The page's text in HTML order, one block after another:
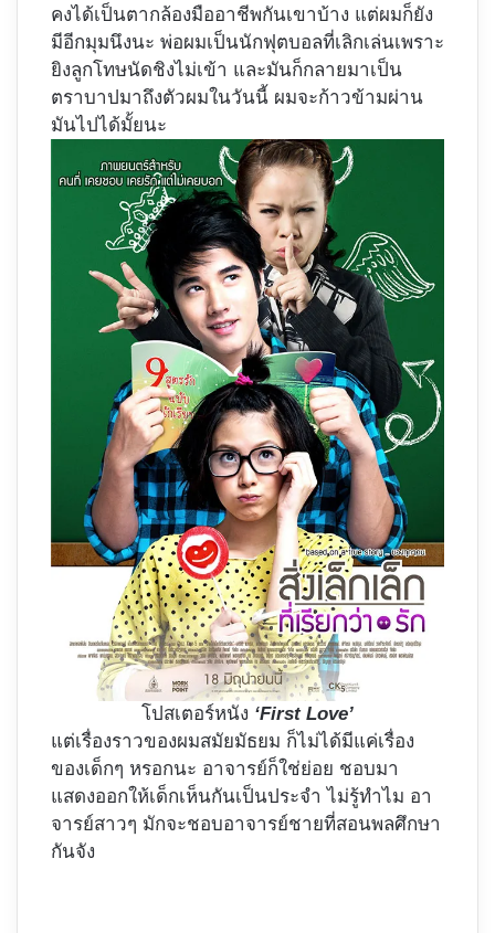
คงได้เป็นตากล้องมืออาชีพกันเขาบ้าง แต่ผมก็ยัง
มีอีกมุมนึงนะ พ่อผมเป็นนักฟุตบอลที่เลิกเล่นเพราะ
ยิงลูกโทษนัดชิงไม่เข้า และมันก็กลายมาเป็น
ตราบาปมาถึงตัวผมในวันนี้ ผมจะก้าวข้ามผ่าน
มันไปได้มั้ยนะ
โปสเตอร์หนัง ‘First Love’
แต่เรื่องราวของผมสมัยมัธยม ก็ไม่ได้มีแค่เรื่อง
ของเด็กๆ หรอกนะ อาจารย์ก็ใช่ย่อย ชอบมา
แสดงออกให้เด็กเห็นกันเป็นประจำ ไม่รู้ทำไม อา
จารย์สาวๆ มักจะชอบอาจารย์ชายที่สอนพลศึกษา
กันจัง